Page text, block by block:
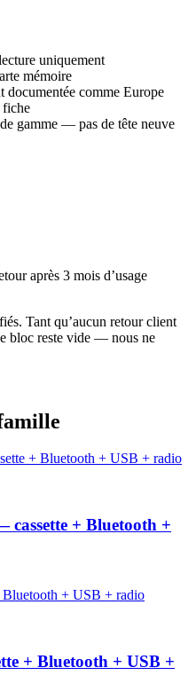
uniquement
mémoire
comme Europe
gamme — pas de tête neuve
après 3 mois d’usage
Tant qu’aucun retour client
bloc reste vide — nous ne
cassette + Bluetooth +
+ Bluetooth + USB +